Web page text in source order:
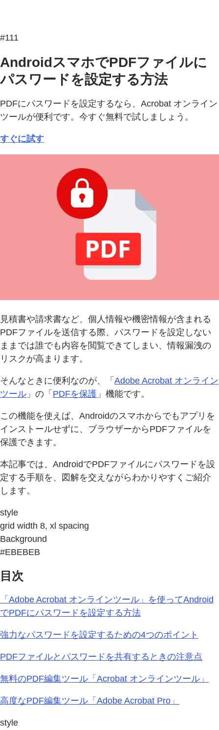
#111
AndroidスマホでPDFファイルに
パスワードを設定する方法
PDFにパスワードを設定するなら、Acrobat オンライン
ツールが便利です。今すぐ無料で試しましょう。
すぐに試す
見積書や請求書など、個人情報や機密情報が含まれる
PDFファイルを送信する際、パスワードを設定しない
ままでは誰でも内容を閲覧できてしまい、情報漏洩の
リスクが高まります。
そんなときに便利なのが、「 Adobe Acrobat オンライン
ツール 」の「 PDFを保護 」機能です。
この機能を使えば、Androidのスマホからでもアプリを
インストールせずに、ブラウザーからPDFファイルを
保護できます。
本記事では、AndroidでPDFファイルにパスワードを設
定する手順を、図解を交えながらわかりやすくご紹介
します。
style
grid width 8, xl spacing
Background
#EBEBEB
目次
「Adobe Acrobat オンラインツール」を使ってAndroid
でPDFにパスワードを設定する方法
強力なパスワードを設定するための4つのポイント
PDFファイルとパスワードを共有するときの注意点
無料のPDF編集ツール「Acrobat オンラインツール」
高度なPDF編集ツール「Adobe Acrobat Pro」
style